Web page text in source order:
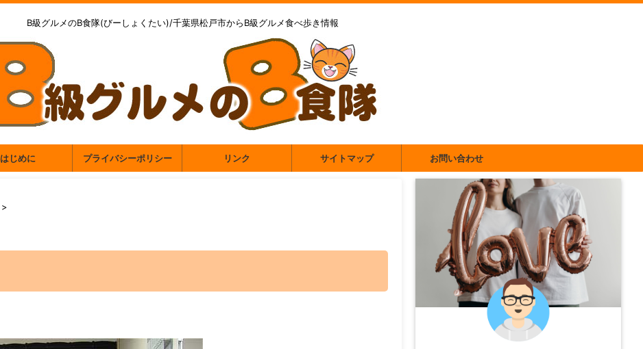
B級グルメのB食隊(びーしょくたい)/千葉県松戸市からB級グルメ食べ歩き情報
はじめに プライバシーポリシー リンク サイトマップ お問い合わせ
>